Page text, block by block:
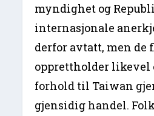
myndighet og
internasjonale
derfor avtatt, men de
opprettholder likevel
forhold til Taiwan
gjensidig handel.